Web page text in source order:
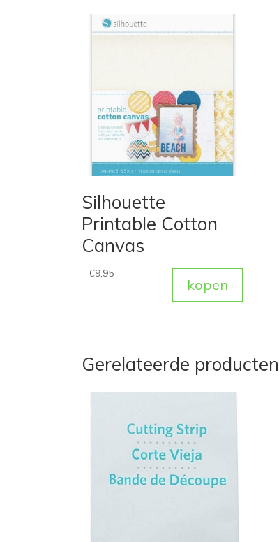
Silhouette
Printable Cotton
Canvas
€9,95
kopen
Gerelateerde producten